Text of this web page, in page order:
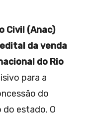
Civil (Anac)
edital da venda
do Rio
para a
do
estado. O